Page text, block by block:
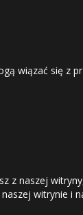
wiązać się z
z naszej
witrynie i